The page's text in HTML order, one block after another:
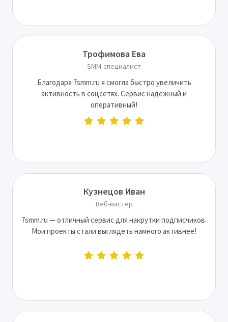
Трофимова Ева
SMM-специалист
Благодаря 7smm.ru я смогла быстро увеличить
активность в соцсетях. Сервис надёжный и
оперативный!
Кузнецов Иван
Веб-мастер
7smm.ru — отличный сервис для накрутки подписчиков.
Мои проекты стали выглядеть намного активнее!